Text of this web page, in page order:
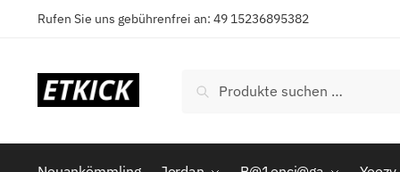
Rufen Sie uns gebührenfrei an: 49 15236895382
nach:
Suchen